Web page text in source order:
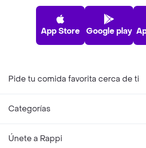
App Store Google play
Pide tu comida favorita cerca de ti
Categorías
Únete a Rappi